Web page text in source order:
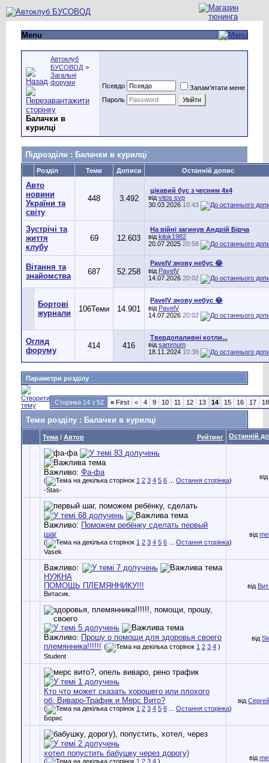
Menu
Автоклуб
БУСОВОД >
Загальні
форуми
Балачки в
курилці
Псевдо
Запам'ятати мене
Пароль
Підрозділи : Балачки в курилці
Розділ Теми Дописи Останній допис
Авто
новини
України та
світу
448 3.492
цікавий бус з чесним 4х4
від vitos svp
30.03.2026 10:43
Зустрічі та
життя
клубу
69 12.603
На війні загинув Андрій Бірча
від kilok1982
20.07.2025 20:58
Вітання та
знайомства
687 52.258
PavelV знову небус 😂
від PavelV
14.07.2026 20:02
Бортові
журнали
106Теми 14.901
PavelV знову небус 😂
від PavelV
14.07.2026 20:02
Огляд
форуму
414 416
Твердопаливні котли...
від sammum
18.11.2024 10:38
Параметри розділу
Сторінка 14 з 52 « First < 4 9 10 11 12 13 14 15 16 17 18
Теми розділу : Балачки в курилці
Рейтинг
Тема / Автор Останній
Важливо: Фа-фа
( 1 2 3 4 5 6 Остання сторінка)
-Stas-
від
Важливо: Поможем ребёнку сделать первый
шаг
( 1 2 3 4 5 6 Остання сторінка)
Vasek
від
Важливо:
НУЖНА
ПОМОЩЬ ПЛЕМЯННИКУ!!!
Витасик.
від
Важливо: Прошу о помощи для здоровья своего
племянника!!!!!! ( 1 2 3 4 )
Student
від
Кто что может сказать хорошего или плохого
об: Виваро-Трафик и Мерс Вито?
( 1 2 3 4 5 6 Остання сторінка)
Борис
від
хотел попустить бабушку через дорогу)
( 1 2 3 4 )
від